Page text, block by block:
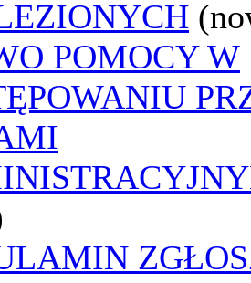
POMOCY W